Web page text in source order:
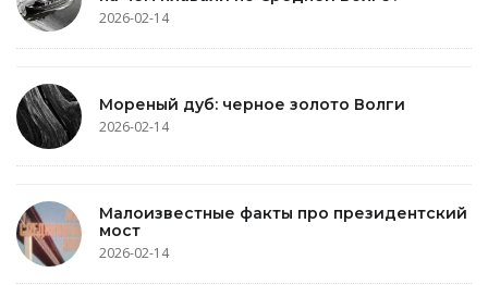
2026-02-14
Мореный дуб: черное золото Волги
2026-02-14
Малоизвестные факты про президентский
мост
2026-02-14